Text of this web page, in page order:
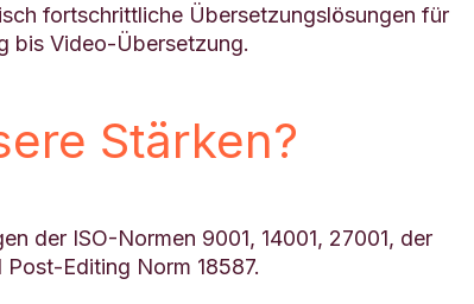
fortschrittliche Übersetzungslösungen für
bis Video-Übersetzung.
Stärken?
der ISO-Normen 9001, 14001, 27001, der
Post-Editing Norm 18587.